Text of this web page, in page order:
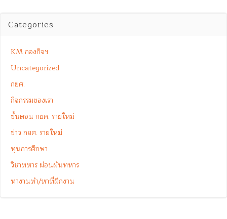
Categories
KM กองกิจฯ
Uncategorized
กยศ.
กิจกรรมของเรา
ขั้นตอน กยศ. รายใหม่
ข่าว กยศ. รายใหม่
ทุนการศึกษา
วิชาทหาร ผ่อนผันทหาร
หางานทำ/หาที่ฝึกงาน